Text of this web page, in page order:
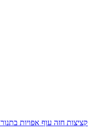
קציצות חזה עוף אפויות